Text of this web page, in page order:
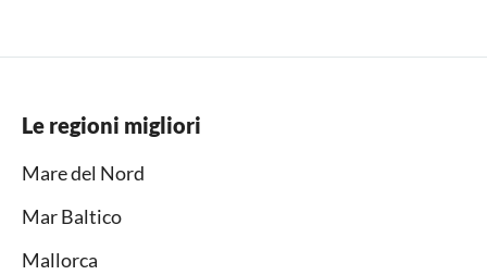
Le regioni migliori
Mare del Nord
Mar Baltico
Mallorca